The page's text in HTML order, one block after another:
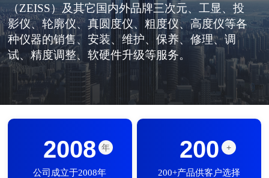
（ZEISS）及其它国内外品牌三次元、工显、投
影仪、轮廓仪、真圆度仪、粗度仪、高度仪等各
种仪器的销售、安装、维护、保养、修理、调
试、精度调整、软硬件升级等服务。
2008 年
公司成立于2008年
200 +
200+产品供客户选择